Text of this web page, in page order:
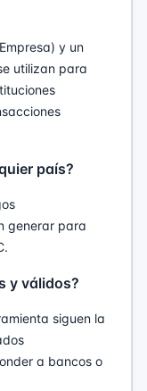
y un
utilizan para
país?
generar para
y válidos?
siguen la
a bancos o